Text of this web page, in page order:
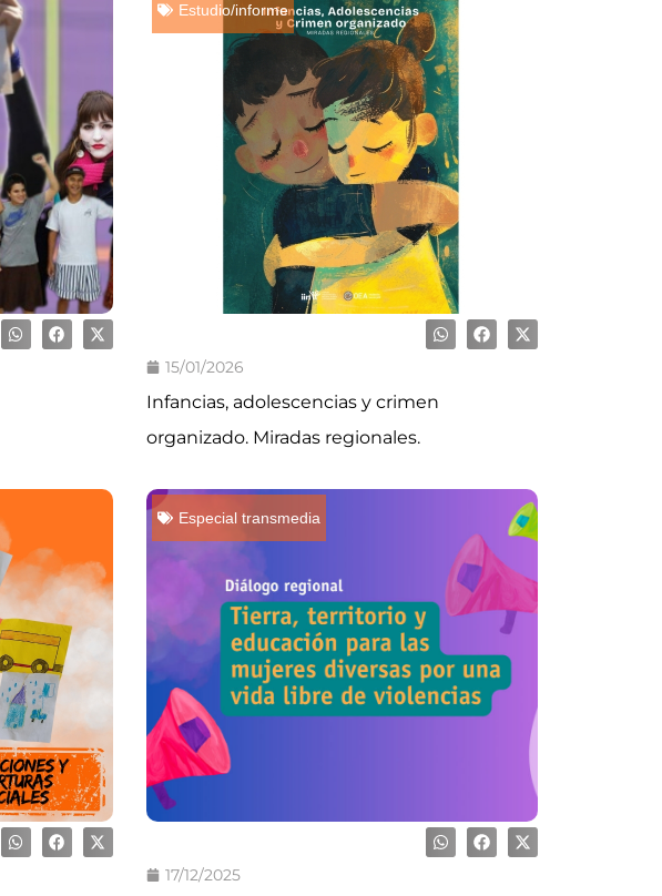
Estudio/informe
15/01/2026
Infancias, adolescencias y crimen
organizado. Miradas regionales.
Especial transmedia
17/12/2025